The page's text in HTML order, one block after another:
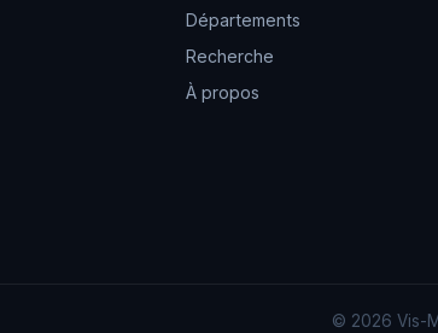
Départements
Recherche
À propos
© 2026 Vis-